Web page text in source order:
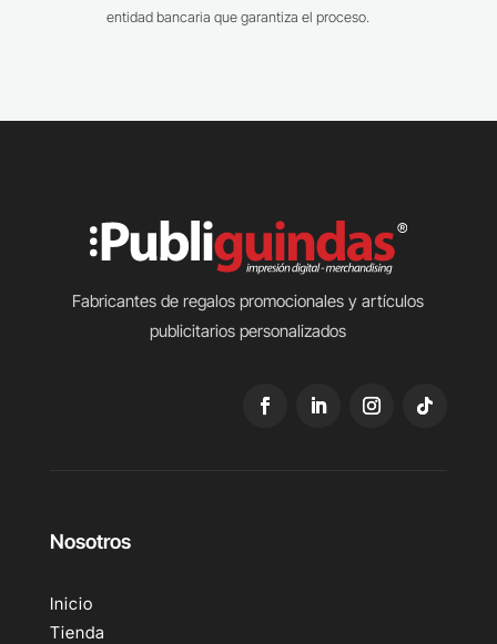
entidad bancaria que garantiza el proceso.
Fabricantes de regalos promocionales y artículos
publicitarios personalizados
Nosotros
Inicio
Tienda